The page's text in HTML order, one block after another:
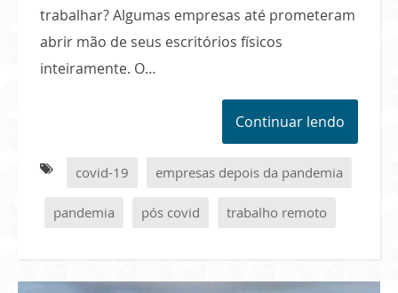
trabalhar? Algumas empresas até prometeram
abrir mão de seus escritórios físicos
inteiramente. O…
Continuar lendo
covid-19 empresas depois da pandemia
pandemia pós covid trabalho remoto